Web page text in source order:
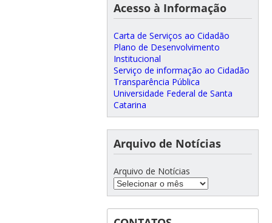
Acesso à Informação
Carta de Serviços ao Cidadão
Plano de Desenvolvimento
Institucional
Serviço de informação ao Cidadão
Transparência Pública
Universidade Federal de Santa
Catarina
Arquivo de Notícias
Arquivo de Notícias